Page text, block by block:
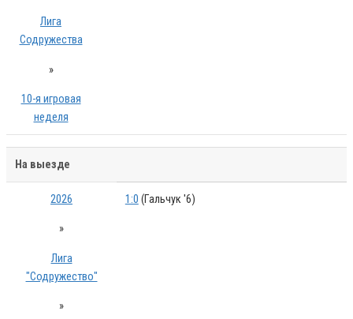
Лига
Содружества
»
10-я игровая
неделя
На выезде
2026
»
Лига
"Содружество"
»
1:0 (Гальчук '6)